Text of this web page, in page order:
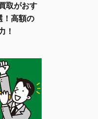
取がおす
！高額の
！